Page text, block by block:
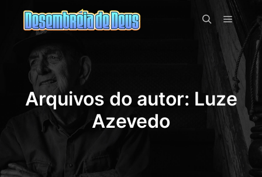
PesquisaMenu
Arquivos do autor: Luze
Azevedo